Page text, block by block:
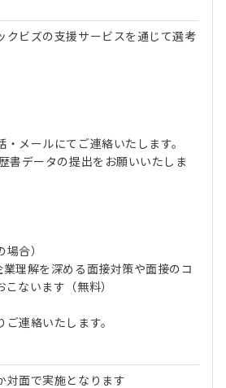
クビズの支援サービスを通じて選考
メールにてご連絡いたします。
書データの提出をお願いいたしま
合）
理解を深める面接対策や面接のコ
ないます（無料）
連絡いたします。
対面で実施となります